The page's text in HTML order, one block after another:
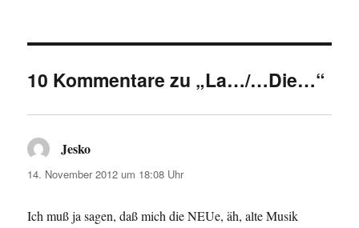
10 Kommentare zu „La…/…Die…“
Jesko
14. November 2012 um 18:08 Uhr
Ich muß ja sagen, daß mich die NEUe, äh, alte Musik